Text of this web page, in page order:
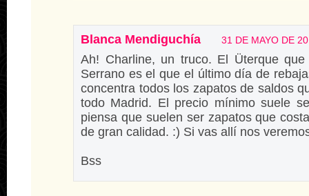
Blanca Mendiguchía 31 DE MAYO DE
Ah! Charline, un truco. El Üterque
Serrano es el que el último día de
concentra todos los zapatos de saldos
todo Madrid. El precio mínimo suele
piensa que suelen ser zapatos que
de gran calidad. :) Si vas allí nos
Bss